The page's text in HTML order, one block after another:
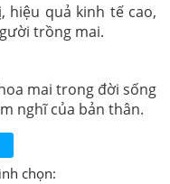
hiệu quả kinh tế cao,
trồng mai.
mai trong đời sống
nghĩ của bản thân.
chọn: